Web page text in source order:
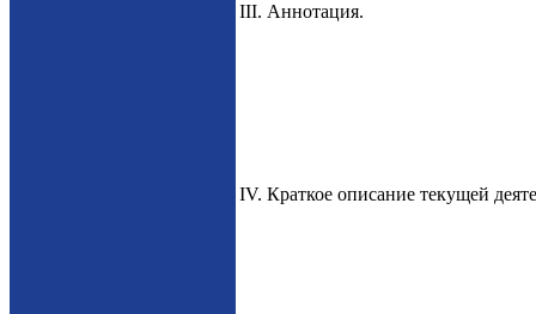
III. Аннотация.
IV. Краткое описание текущей